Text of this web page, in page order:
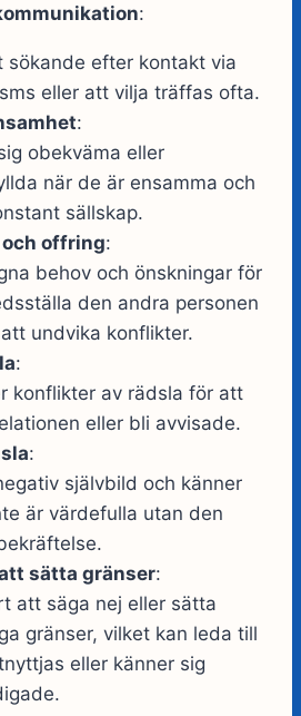
:
sökande efter kontakt via
eller att vilja träffas ofta.
:
obekväma eller
när de är ensamma och
sällskap.
offring:
behov och önskningar för
den andra personen
undvika konflikter.
:
konflikter av rädsla för att
eller bli avvisade.
:
självbild och känner
är värdefulla utan den
sätta gränser:
att säga nej eller sätta
gränser, vilket kan leda till
eller känner sig